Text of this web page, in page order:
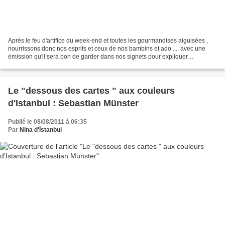
Après le feu d'artifice du week-end et toutes les gourmandises aiguisées ,
nourrissons donc nos esprits et ceux de nos bambins et ado .... avec une
émission qu'il sera bon de garder dans nos signets pour expliquer
Le "dessous des cartes " aux couleurs
d'Istanbul : Sebastian Münster
Publié le 08/08/2011 à 06:35
Par Nina d'İstanbul